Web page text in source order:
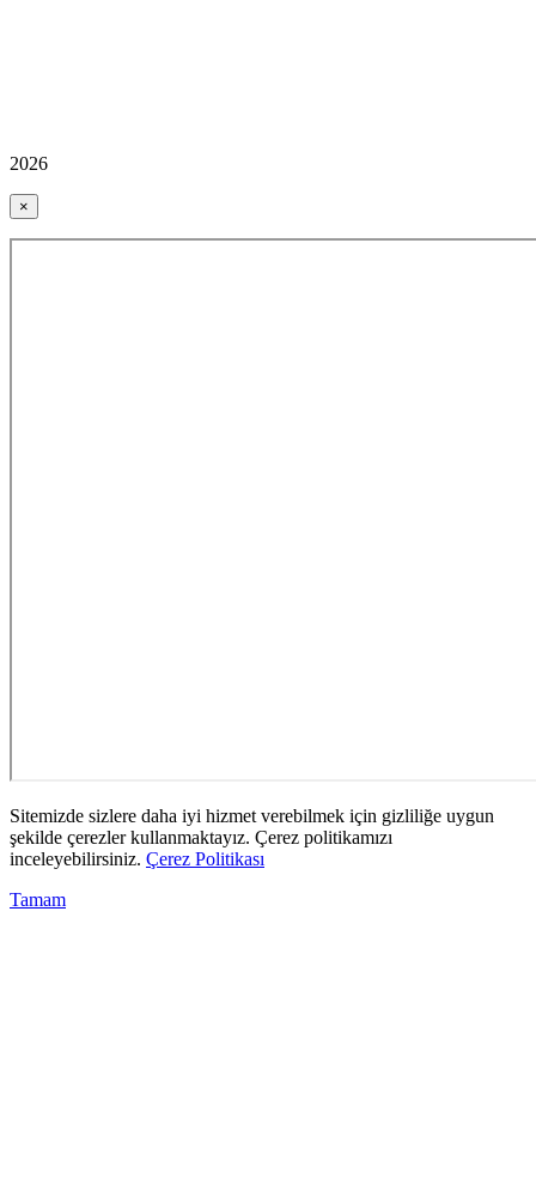
2026
×
Sitemizde sizlere daha iyi hizmet verebilmek için gizliliğe uygun
şekilde çerezler kullanmaktayız. Çerez politikamızı
inceleyebilirsiniz. Çerez Politikası
Tamam